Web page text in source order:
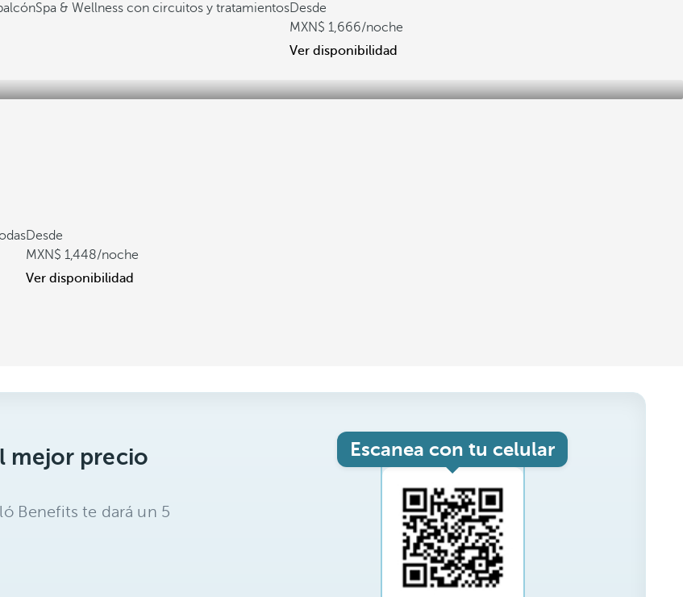
Spa & Wellness con circuitos y tratamientosDesde
1,666/noche
Ver disponibilidad
Desde
1,448/noche
Ver disponibilidad
mejor precio
Benefits te dará un 5
Escanea con tu celular